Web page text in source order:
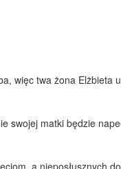
więc twa żona Elżbieta
swojej matki będzie